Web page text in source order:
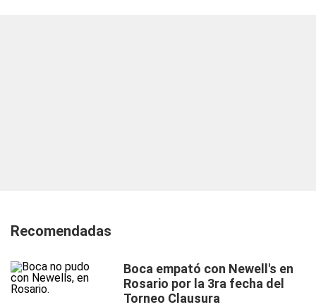
Recomendadas
Boca empató con Newell's en
Rosario por la 3ra fecha del
Torneo Clausura